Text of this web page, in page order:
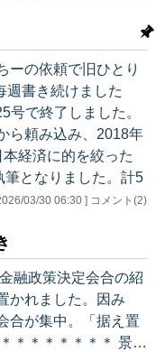
ーの依頼で旧ひとり
週書き続けました
号で終了しました。
ら頼み込み、2018年
経済に的を絞った
となりました。計5
々回書いたように、
ったのですが、これ
げるとすれば、
ょうか。
03/30 06:30 ] コメント(2)
融政策決定会合の紹
かれました。因み
合が集中。「据え置